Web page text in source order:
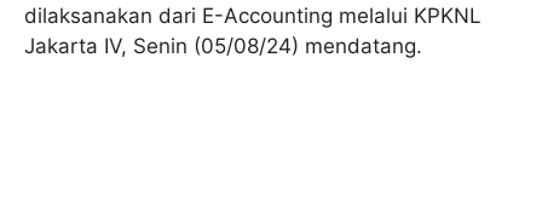
dilaksanakan dari E-Accounting melalui KPKNL
Jakarta IV, Senin (05/08/24) mendatang.